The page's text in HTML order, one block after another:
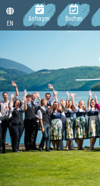
EN
Anfragen Buchen